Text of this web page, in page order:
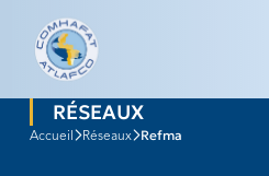
content
RÉSEAUX
accueil réseaux refma